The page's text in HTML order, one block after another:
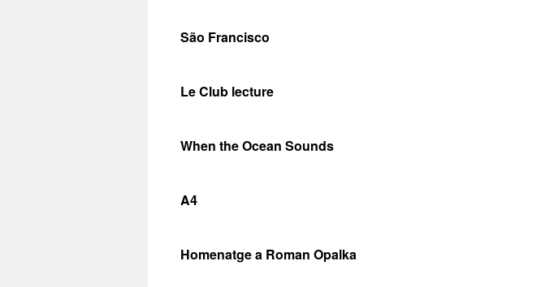
São Francisco
Le Club lecture
When the Ocean Sounds
A4
Homenatge a Roman Opalka